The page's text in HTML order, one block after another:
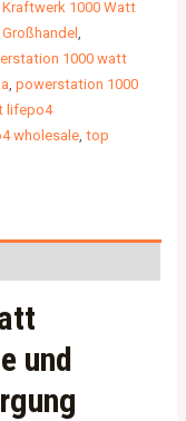
Kraftwerk 1000 Watt
,
1000 watt
,powerstation 1000
lifepo4
wholesale,top
und